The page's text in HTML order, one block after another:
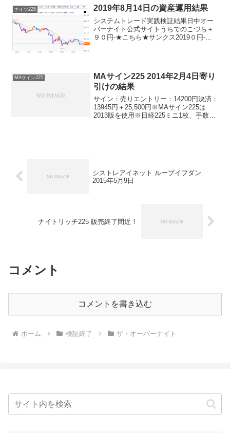
ナイツ225 2019年8月14日の資産運用結果
システムトレード実践検証結果日中オー
バーナイト公式サイトうちでのこづち＋
９０円-★こちら★サンクス2019０円-★
MAサイン225
MAサイン225 2014年2月4日寄り
引けの結果
サイン：売りエントリー：14200円決済：
13945円＋25,500円※MAサイン225は
2013版を使用※日経225ミニ1枚、手数料
シストレアイネット ループイフダン
2015年5月9日
ナイトリッチ225 販売終了間近！
コメント
コメントを書き込む
ホーム 検証終了 ザ・オーバーナイト